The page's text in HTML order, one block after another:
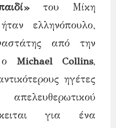
του Μίκη
ελληνόπουλο,
από την
ο Michael Collins,
ηγέτες
για ένα